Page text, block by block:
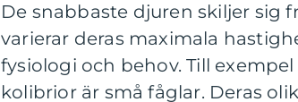
De snabbaste djuren skiljer sig
varierar deras maximala
fysiologi och behov. Till
kolibrior är små fåglar. Deras